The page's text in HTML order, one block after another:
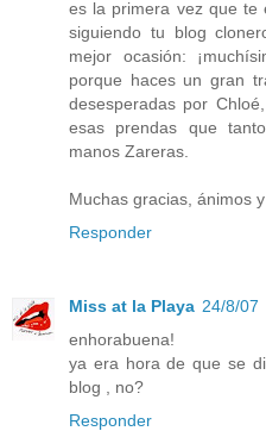
es la primera vez que te
siguiendo tu blog
mejor ocasión:
porque haces un gran
desesperadas por
esas prendas que
manos Zareras.
Muchas gracias, ánimos
Responder
Miss at la Playa 24/8/07
enhorabuena!
ya era hora de que se
blog , no?
Responder